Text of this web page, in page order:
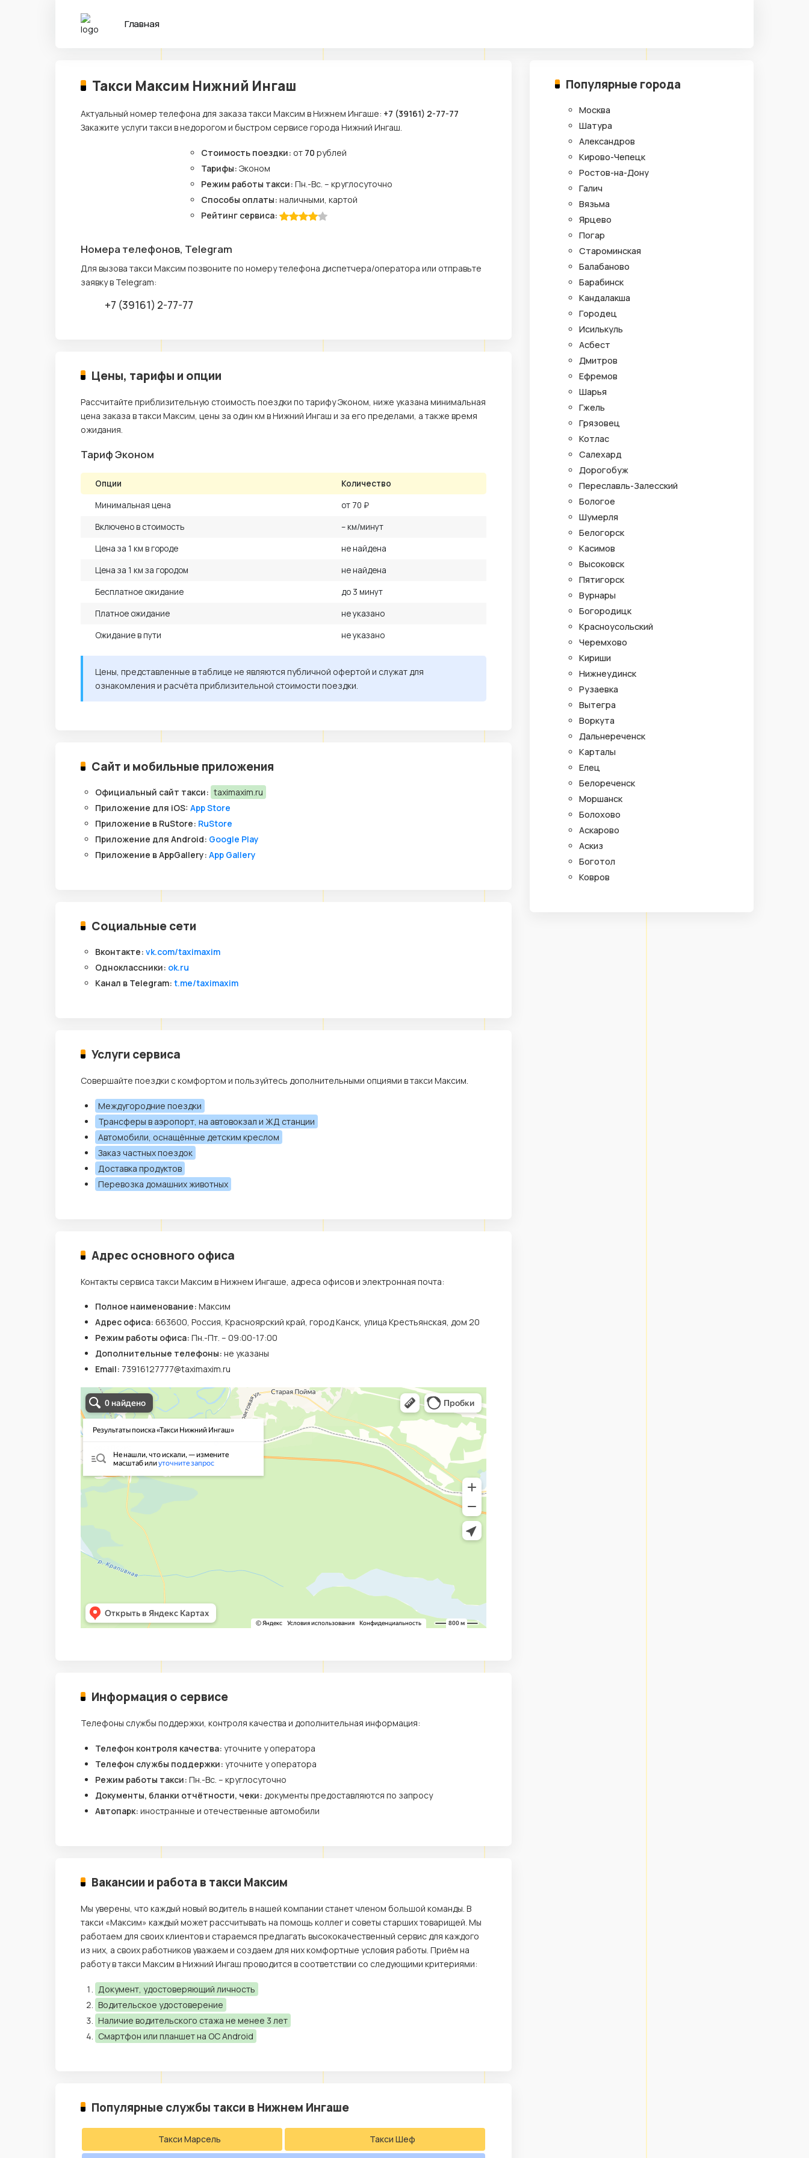
Главная
Такси Максим Нижний Ингаш
Актуальный номер телефона для заказа такси Максим в Нижнем Ингаше: +7 (39161) 2-77-77
Закажите услуги такси в недорогом и быстром сервисе города Нижний Ингаш.
Стоимость поездки: от 70 рублей
Тарифы:Эконом
Режим работы такси:Пн.-Вс. – круглосуточно
Способы оплаты:наличными, картой
Рейтинг сервиса:
Номера телефонов, Telegram
Для вызова такси Максим позвоните по номеру телефона диспетчера/оператора или отправьте
заявку в Telegram:
+7 (39161) 2-77-77
Цены, тарифы и опции
Рассчитайте приблизительную стоимость поездки по тарифу Эконом, ниже указана минимальная
цена заказа в такси Максим, цены за один км в Нижний Ингаш и за его пределами, а также время
ожидания.
Тариф Эконом
Опции
Количество
Минимальная цена
от 70 ₽
Включено в стоимость
– км/минут
Цена за 1 км в городе
не найдена
Цена за 1 км за городом
не найдена
Бесплатное ожидание
до 3 минут
Платное ожидание
не указано
Ожидание в пути
не указано
Цены, представленные в таблице не являются публичной офертой и служат для
ознакомления и расчёта приблизительной стоимости поездки.
Сайт и мобильные приложения
Официальный сайт такси: taximaxim.ru
Приложение для iOS: App Store
Приложение в RuStore: RuStore
Приложение для Android: Google Play
Приложение в AppGallery: App Gallery
Социальные сети
Вконтакте: vk.com/taximaxim
Одноклассники: ok.ru
Канал в Telegram: t.me/taximaxim
Услуги сервиса
Совершайте поездки с комфортом и пользуйтесь дополнительными опциями в такси Максим.
Междугородние поездки
Трансферы в аэропорт, на автовокзал и ЖД станции
Автомобили, оснащённые детским креслом
Заказ частных поездок
Доставка продуктов
Перевозка домашних животных
Адрес основного офиса
Контакты сервиса такси Максим в Нижнем Ингаше, адреса офисов и электронная почта:
Полное наименование: Максим
Адрес офиса: 663600, Россия, Красноярский край, город Канск, улица Крестьянская, дом 20
Режим работы офиса: Пн.-Пт. – 09:00-17:00
Дополнительные телефоны: не указаны
Email: 73916127777@taximaxim.ru
Информация о сервисе
Телефоны службы поддержки, контроля качества и дополнительная информация:
Телефон контроля качества: уточните у оператора
Телефон службы поддержки: уточните у оператора
Режим работы такси: Пн.-Вс. – круглосуточно
Документы, бланки отчётности, чеки: документы предоставляются по запросу
Автопарк: иностранные и отечественные автомобили
Вакансии и работа в такси Максим
Мы уверены, что каждый новый водитель в нашей компании станет членом большой команды. В
такси «Максим» каждый может рассчитывать на помощь коллег и советы старших товарищей. Мы
работаем для своих клиентов и стараемся предлагать высококачественный сервис для каждого
из них, а своих работников уважаем и создаем для них комфортные условия работы. Приём на
работу в такси Максим в Нижний Ингаш проводится в соответствии со следующими критериями:
Документ, удостоверяющий личность
Водительское удостоверение
Наличие водительского стажа не менее 3 лет
Смартфон или планшет на ОС Android
Популярные службы такси в Нижнем Ингаше
Такси Марсель Такси Шеф
Популярные города
Москва
Шатура
Александров
Кирово-Чепецк
Ростов-на-Дону
Галич
Вязьма
Ярцево
Погар
Староминская
Балабаново
Барабинск
Кандалакша
Городец
Исилькуль
Асбест
Дмитров
Ефремов
Шарья
Гжель
Грязовец
Котлас
Салехард
Дорогобуж
Переславль-Залесский
Бологое
Шумерля
Белогорск
Касимов
Высоковск
Пятигорск
Вурнары
Богородицк
Красноусольский
Черемхово
Кириши
Нижнеудинск
Рузаевка
Вытегра
Воркута
Дальнереченск
Карталы
Елец
Белореченск
Моршанск
Болохово
Аскарово
Аскиз
Боготол
Ковров